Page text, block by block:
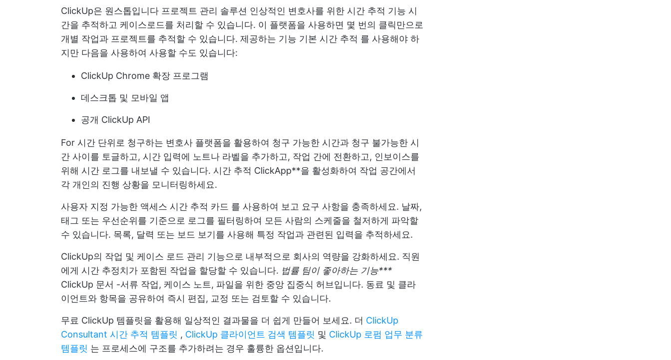
ClickUp은 원스톱입니다 프로젝트 관리 솔루션 인상적인 변호사를 위한 시간 추적 기능 시
간을 추적하고 케이스로드를 처리할 수 있습니다. 이 플랫폼을 사용하면 몇 번의 클릭만으로
개별 작업과 프로젝트를 추적할 수 있습니다. 제공하는 기능 기본 시간 추적 를 사용해야 하
지만 다음을 사용하여 사용할 수도 있습니다:
ClickUp Chrome 확장 프로그램
데스크톱 및 모바일 앱
공개 ClickUp API
For 시간 단위로 청구하는 변호사 플랫폼을 활용하여 청구 가능한 시간과 청구 불가능한 시
간 사이를 토글하고, 시간 입력에 노트나 라벨을 추가하고, 작업 간에 전환하고, 인보이스를
위해 시간 로그를 내보낼 수 있습니다. 시간 추적 ClickApp**을 활성화하여 작업 공간에서
각 개인의 진행 상황을 모니터링하세요.
사용자 지정 가능한 액세스 시간 추적 카드 를 사용하여 보고 요구 사항을 충족하세요. 날짜,
태그 또는 우선순위를 기준으로 로그를 필터링하여 모든 사람의 스케줄을 철저하게 파악할
수 있습니다. 목록, 달력 또는 보드 보기를 사용해 특정 작업과 관련된 입력을 추적하세요.
ClickUp의 작업 및 케이스 로드 관리 기능으로 내부적으로 회사의 역량을 강화하세요. 직원
에게 시간 추정치가 포함된 작업을 할당할 수 있습니다. 법률 팀이 좋아하는 기능***
ClickUp 문서 -서류 작업, 케이스 노트, 파일을 위한 중앙 집중식 허브입니다. 동료 및 클라
이언트와 항목을 공유하여 즉시 편집, 교정 또는 검토할 수 있습니다.
무료 ClickUp 템플릿을 활용해 일상적인 결과물을 더 쉽게 만들어 보세요. 더 ClickUp
Consultant 시간 추적 템플릿 , ClickUp 클라이언트 검색 템플릿 및 ClickUp 로펌 업무 분류
템플릿 는 프로세스에 구조를 추가하려는 경우 훌륭한 옵션입니다.